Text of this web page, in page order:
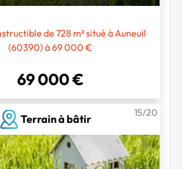
de 728 m² situé à Auneuil
(60390) à 69 000 €
69 000 €
Terrain à bâtir
15/20